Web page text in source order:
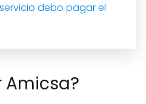
debo pagar el